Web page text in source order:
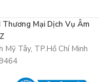
Mại Dịch Vụ Âm
Mỹ Tây, TP.Hồ Chí Minh